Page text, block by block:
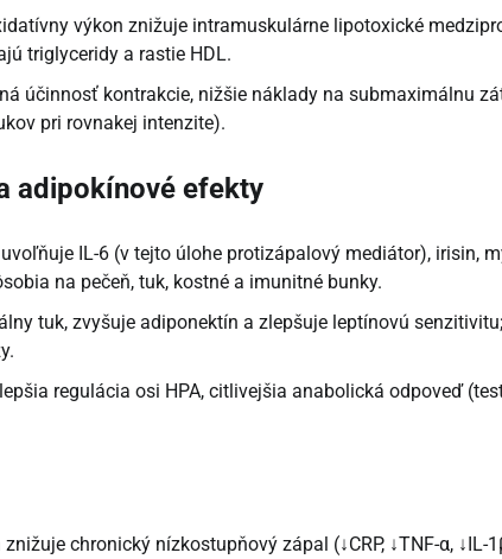
výkon znižuje intramuskulárne lipotoxické
triglyceridy a rastie HDL.
účinnosť kontrakcie, nižšie náklady na submaximálnu
pri rovnakej intenzite).
adipokínové efekty
IL-6 (v tejto úlohe protizápalový mediátor), irisin,
na pečeň, tuk, kostné a imunitné bunky.
tuk, zvyšuje adiponektín a zlepšuje leptínovú
lepšia regulácia osi HPA, citlivejšia anabolická odpoveď
chronický nízkostupňový zápal (↓CRP, ↓TNF-α,